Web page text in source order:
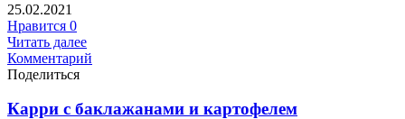
25.02.2021
Нравится 0
Читать далее
Комментарий
Поделиться
Карри с баклажанами и картофелем